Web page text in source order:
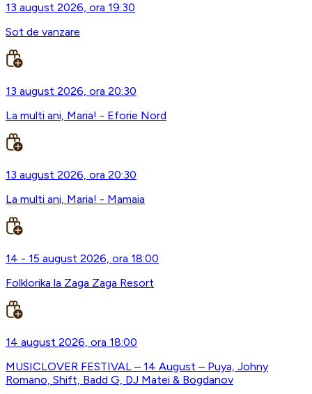
13 august 2026, ora 19:30
Sot de vanzare
13 august 2026, ora 20:30
La multi ani, Maria! - Eforie Nord
13 august 2026, ora 20:30
La multi ani, Maria! - Mamaia
14 - 15 august 2026, ora 18:00
Folklorika la Zaga Zaga Resort
14 august 2026, ora 18:00
MUSICLOVER FESTIVAL – 14 August – Puya, Johny
Romano, Shift, Badd G, DJ Matei & Bogdanov